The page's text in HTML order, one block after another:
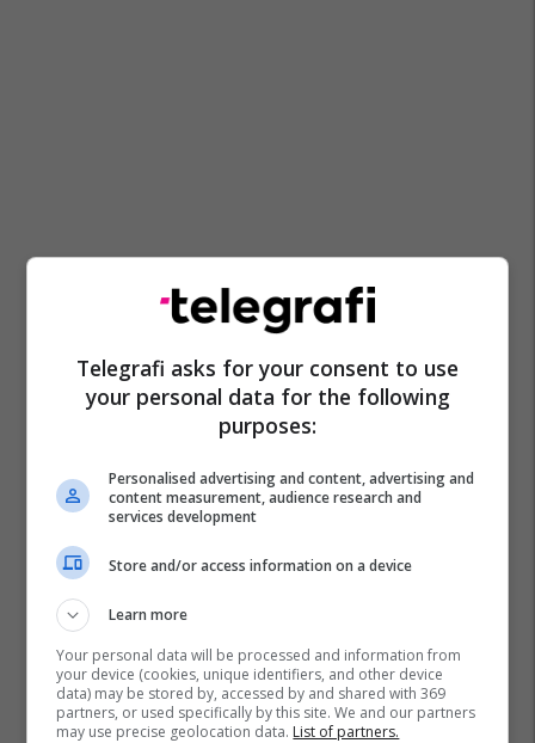
Telegrafi asks for your consent to use
your personal data for the following
purposes:
Personalised advertising and content, advertising and
content measurement, audience research and
services development
Store and/or access information on a device
Learn more
Your personal data will be processed and information from
your device (cookies, unique identifiers, and other device
data) may be stored by, accessed by and shared with 369
partners, or used specifically by this site. We and our partners
may use precise geolocation data. List of partners.